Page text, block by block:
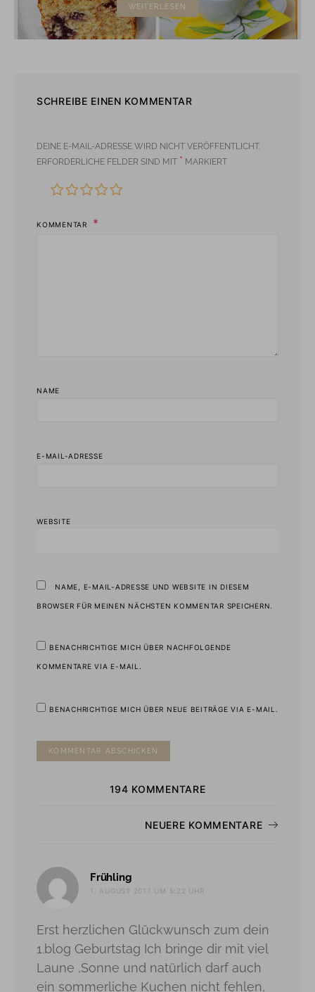
WEITERLESEN
SCHREIBE EINEN KOMMENTAR
DEINE E-MAIL-ADRESSE WIRD NICHT VERÖFFENTLICHT.
ERFORDERLICHE FELDER SIND MIT * MARKIERT
KOMMENTAR
NAME
E-MAIL-ADRESSE
WEBSITE
NAME, E-MAIL-ADRESSE UND WEBSITE IN DIESEM
BROWSER FÜR MEINEN NÄCHSTEN KOMMENTAR SPEICHERN.
BENACHRICHTIGE MICH ÜBER NACHFOLGENDE
KOMMENTARE VIA E-MAIL.
BENACHRICHTIGE MICH ÜBER NEUE BEITRÄGE VIA E-MAIL.
194 KOMMENTARE
NEUERE KOMMENTARE
Frühling
1. AUGUST 2017 UM 5:22 UHR
Erst herzlichen Glückwunsch zum dein
1.blog Geburtstag Ich bringe dir mit viel
Laune ,Sonne und natürlich darf auch
ein sommerliche Kuchen nicht fehlen,